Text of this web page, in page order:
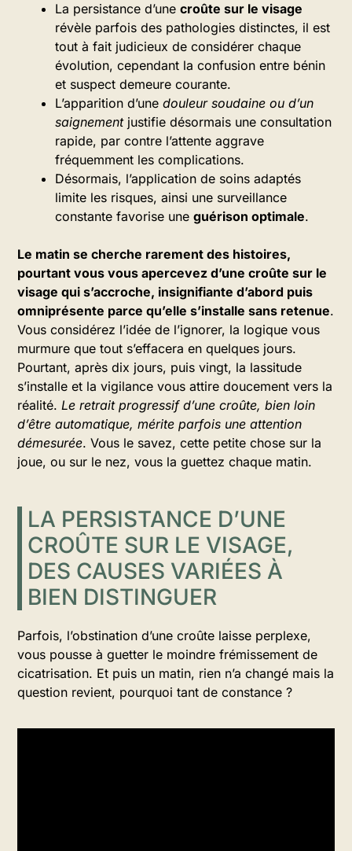
La persistance d’une croûte sur le visage
révèle parfois des pathologies distinctes, il est
tout à fait judicieux de considérer chaque
évolution, cependant la confusion entre bénin
et suspect demeure courante.
L’apparition d’une douleur soudaine ou d’un
saignementjustifie désormais une consultation
rapide, par contre l’attente aggrave
fréquemment les complications.
Désormais, l’application de soins adaptés
limite les risques, ainsi une surveillance
constante favorise une guérison optimale.
Le matin se cherche rarement des histoires,
pourtant vous vous apercevez d’une croûte sur le
visage qui s’accroche, insignifiante d’abord puis
omniprésente parce qu’elle s’installe sans retenue.
Vous considérez l’idée de l’ignorer, la logique vous
murmure que tout s’effacera en quelques jours.
Pourtant, après dix jours, puis vingt, la lassitude
s’installe et la vigilance vous attire doucement vers la
réalité. Le retrait progressif d’une croûte, bien loin
d’être automatique, mérite parfois une attention
démesurée. Vous le savez, cette petite chose sur la
joue, ou sur le nez, vous la guettez chaque matin.
LA PERSISTANCE D’UNE
CROÛTE SUR LE VISAGE,
DES CAUSES VARIÉES À
BIEN DISTINGUER
Parfois, l’obstination d’une croûte laisse perplexe,
vous pousse à guetter le moindre frémissement de
cicatrisation. Et puis un matin, rien n’a changé mais la
question revient, pourquoi tant de constance ?